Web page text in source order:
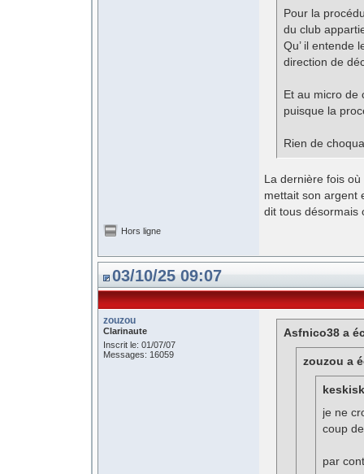
Pour la
du club
Qu’ il entende
direction de
Et au micro de
puisque la
Rien de
La dernière fois
mettait son argent
dit tous désormais
Hors ligne
03/10/25 09:07
zouzou
Clarinaute
Inscrit le: 01/07/07
Messages: 16059
Asfnico38 a
zouzou a
je ne
coup
par